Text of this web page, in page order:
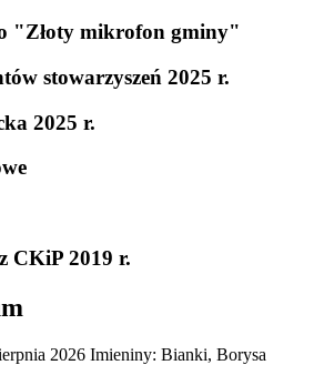
"Złoty mikrofon gminy"
stowarzyszeń 2025 r.
2025 r.
CKiP 2019 r.
2026 Imieniny: Bianki, Borysa